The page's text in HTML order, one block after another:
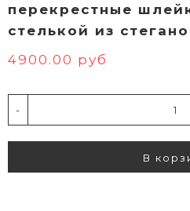
перекрестные
стелькой из
4900.00 руб
-
В